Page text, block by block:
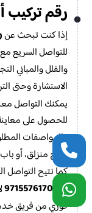
رقم تركيب
إذا كنت تبحث عن
للتواصل السريع
والفلل والمباني
الاستشارة وحتى
يمكنك التواصل
للحصول على
والمواصفات
زجاج منزلق، أو
كما نتيح التواصل
+971557617061
فوري من فريق